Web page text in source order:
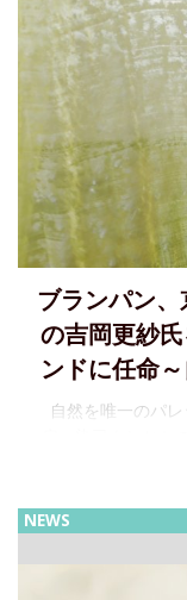
ブランパン
の吉岡更紗
ンドに任命
自然を唯一のパ
します。染司よし
NEWS